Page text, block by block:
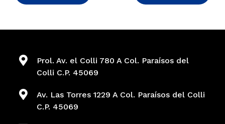
Prol. Av. el Colli 780 A Col. Paraísos del
Colli C.P. 45069
Av. Las Torres 1229 A Col. Paraísos del Colli
C.P. 45069